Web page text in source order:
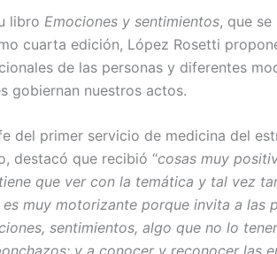
libro Emociones y sentimientos, que
cuarta edición, López Rosetti
de las personas y diferentes
gobiernan nuestros actos.
del primer servicio de medicina del
destacó que recibió “cosas muy
que ver con la temática y tal vez
muy motorizante porque invita a las
sentimientos, algo que no lo